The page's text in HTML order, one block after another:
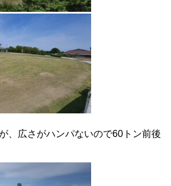
、広さがハンパないので60トン前後